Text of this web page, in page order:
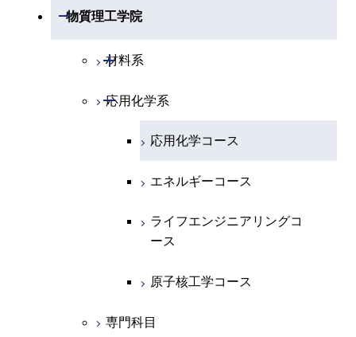
機械系
開閉
エネルギーコース
エンジニアリングデザイン
ライフエンジニアリングコ
システム制御系
システム制御コース
エンジニアリングデザイン
電気電子系
電気電子コース
エネルギーコース
ライフエンジニアリングコ
原子核工学コース
情報通信系
情報通信コース
エンジニアリングデザイン
ライフエンジニアリングコ
経営工学コース
コース
専門科目
物質理工学院
開閉
材料系
開閉
材料コース
エネルギーコース
ライフエンジニアリングコ
原子核工学コース
応用化学系
開閉
応用化学コース
エネルギーコース
ライフエンジニアリングコ
ース
原子核工学コース
専門科目